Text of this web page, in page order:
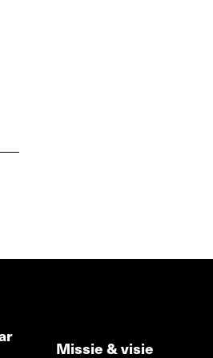
Missie & visie